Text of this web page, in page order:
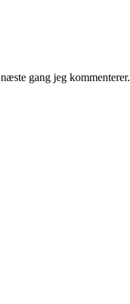
gang jeg kommenterer.